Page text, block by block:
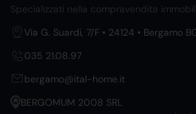
Specializzati nella compravendita
Via G. Suardi, 7/F • 24124 • Bergamo
035 21.08.97
bergamo@ital-home.it
BERGOMUM 2008 SRL